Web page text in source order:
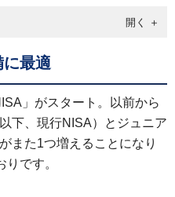
最適
」がスタート。以前から
下、現行NISA）とジュニア
また1つ増えることになり
です。